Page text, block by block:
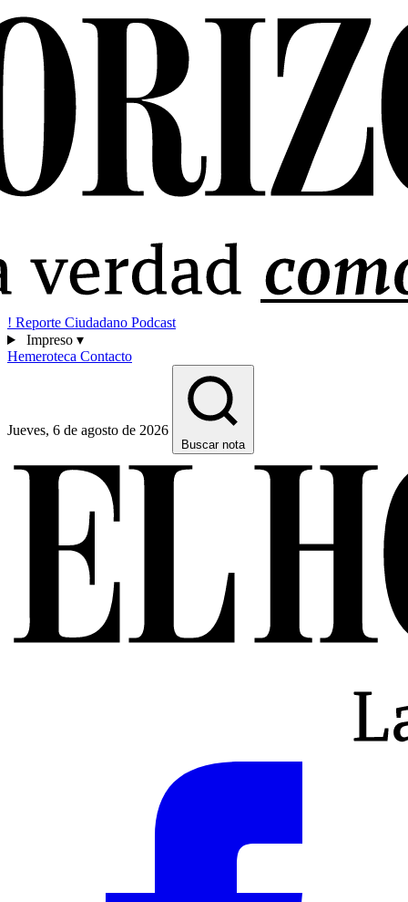
! Reporte Ciudadano Podcast
Impreso ▾
Hemeroteca Contacto
Jueves, 6 de agosto de 2026
Buscar nota